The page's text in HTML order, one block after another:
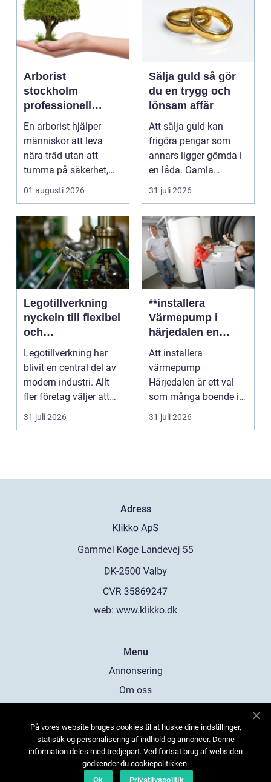
Arborist
stockholm
professionell
trädvård för säkra
och vackra träd
En arborist hjälper
människor att leva
nära träd utan att
tumma på säkerhet,
trivsel eller hållbarhe...
01 augusti 2026
Sälja guld så gör
du en trygg och
lönsam affär
Att sälja guld kan
frigöra pengar som
annars ligger gömda i
en låda. Gamla
smycken, ärvda
föremål el...
31 juli 2026
Legotillverkning
nyckeln till flexibel
och
kostnadseffektiv
produktion
Legotillverkning har
blivit en central del av
modern industri. Allt
fler företag väljer att
lägga ut...
31 juli 2026
**installera
Värmepump i
härjedalen en
hållbar
framtidslösning**
Att installera
värmepump
Härjedalen är ett val
som många boende i
denna vackra del av
Sverige gör fö...
31 juli 2026
Adress
web: www.klikko.dk
Menu
Annonsering
Om oss
Kontakta oss
Sitemap
På vores website bruges cookies til at huske dine indstillinger,
statistik og personalisering af indhold og annoncer. Denne
information deles med tredjepart. Ved fortsat brug af websiden
godkender du cookiepolitikken.
Ok
Privatlivspolitik